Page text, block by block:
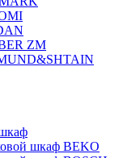
ZM
шкаф BEKO